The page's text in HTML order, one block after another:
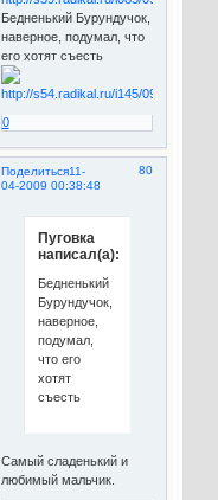
Бедненький Бурундучок,
наверное, подумал, что
его хотят съесть
0
Поделиться 80
11-
04-2009 00:38:48
Пуговка
написал(а):
Бедненький
Бурундучок,
наверное,
подумал,
что его
хотят
съесть
Самый сладенький и
любимый мальчик.